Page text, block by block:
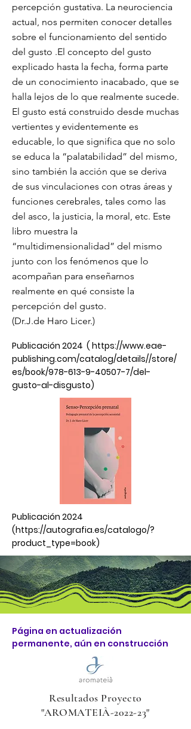
percepción gustativa. La neurociencia
actual, nos permiten conocer detalles
sobre el funcionamiento del sentido
del gusto .El concepto del gusto
explicado hasta la fecha, forma parte
de un conocimiento inacabado, que se
halla lejos de lo que realmente sucede.
El gusto está construido desde muchas
vertientes y evidentemente es
educable, lo que significa que no solo
se educa la “palatabilidad” del mismo,
sino también la acción que se deriva
de sus vinculaciones con otras áreas y
funciones cerebrales, tales como las
del asco, la justicia, la moral, etc. Este
libro muestra la
“multidimensionalidad” del mismo
junto con los fenómenos que lo
acompañan para enseñarnos
realmente en qué consiste la
percepción del gusto.
(Dr.J.de Haro Licer.)
Publicación 2024 ( https://www.eae-
publishing.com/catalog/details//store/
es/book/978-613-9-40507-7/del-
gusto-al-disgusto)
Publicación 2024
(https://autografia.es/catalogo/?
product_type=book)
Página en actualización
permanente, aún en construcción
Resultados Proyecto
"AROMATEIÀ-2022-23"